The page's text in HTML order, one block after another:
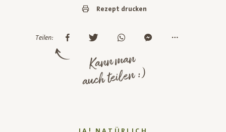
Rezept drucken
Teilen:
Kann man
auch teilen :)